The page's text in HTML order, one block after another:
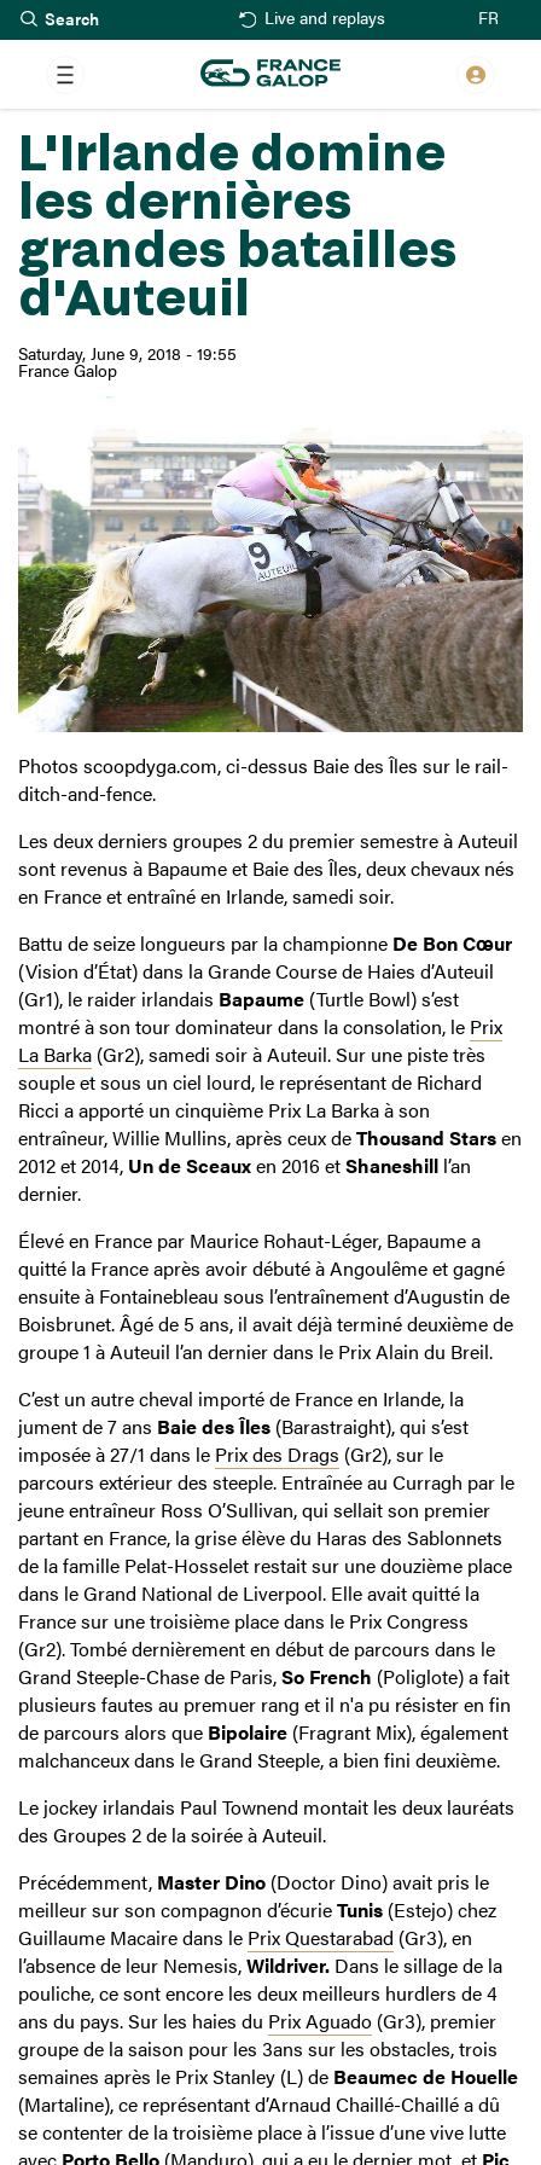
Skip
to
main
content
Live and replays FR
L'Irlande domine
les dernières
grandes batailles
d'Auteuil
Saturday, June 9, 2018 - 19:55
France Galop
Photos scoopdyga.com, ci-dessus Baie des Îles sur le rail-
ditch-and-fence.
Les deux derniers groupes 2 du premier semestre à Auteuil
sont revenus à Bapaume et Baie des Îles, deux chevaux nés
en France et entraîné en Irlande, samedi soir.
Battu de seize longueurs par la championne De Bon Cœur
(Vision d’État) dans la Grande Course de Haies d’Auteuil
(Gr1), le raider irlandais Bapaume (Turtle Bowl) s’est
montré à son tour dominateur dans la consolation, le Prix
La Barka (Gr2), samedi soir à Auteuil. Sur une piste très
souple et sous un ciel lourd, le représentant de Richard
Ricci a apporté un cinquième Prix La Barka à son
entraîneur, Willie Mullins, après ceux deThousand Starsen
2012 et 2014, Un de Sceauxen 2016 etShaneshill l’an
dernier.
Élevé en France par Maurice Rohaut-Léger, Bapaume a
quitté la France après avoir débuté à Angoulême et gagné
ensuite à Fontainebleau sous l’entraînement d’Augustin de
Boisbrunet. Âgé de 5 ans, il avait déjà terminé deuxième de
groupe 1 à Auteuil l’an dernier dans le Prix Alain du Breil.
C’est un autre cheval importé de France en Irlande, la
jument de 7 ans Baie des Îles (Barastraight), qui s’est
imposée à 27/1 dans le Prix des Drags (Gr2), sur le
parcours extérieur des steeple. Entraînée au Curragh par le
jeune entraîneur Ross O’Sullivan, qui sellait son premier
partant en France, la grise élève du Haras des Sablonnets
de la famille Pelat-Hosselet restait sur une douzième place
dans le Grand National de Liverpool. Elle avait quitté la
France sur une troisième place dans le Prix Congress
(Gr2). Tombé dernièrement en début de parcours dans le
Grand Steeple-Chase de Paris,So French (Poliglote) a fait
plusieurs fautes au premuer rang et il n'a pu résister en fin
de parcours alors que Bipolaire (Fragrant Mix), également
malchanceux dans le Grand Steeple, a bien fini deuxième.
Le jockey irlandais Paul Townend montait les deux lauréats
des Groupes 2 de la soirée à Auteuil.
Précédemment, Master Dino (Doctor Dino) avait pris le
meilleur sur son compagnon d’écurieTunis (Estejo) chez
Guillaume Macaire dans le Prix Questarabad (Gr3), en
l’absence de leur Nemesis,Wildriver. Dans le sillage de la
pouliche, ce sont encore les deux meilleurs hurdlers de 4
ans du pays. Sur les haies du Prix Aguado (Gr3), premier
groupe de la saison pour les 3ans sur les obstacles, trois
semaines après le Prix Stanley (L) de Beaumec de Houelle
(Martaline), ce représentant d’Arnaud Chaillé-Chaillé a dû
se contenter de la troisième place à l’issue d’une vive lutte